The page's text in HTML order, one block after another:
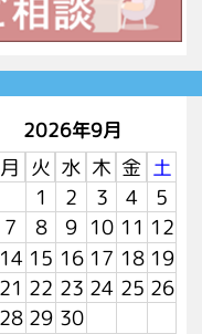
2026年9月
月 火 水 木 金 土
1
2 3 4
5
7 8 9 10 11 12
14 15 16 17 18 19
21 22 23 24 25 26
28 29 30